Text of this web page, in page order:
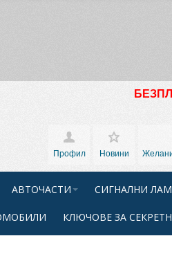
Профил
Новини
АВТОЧАСТИ СИГНАЛНИ
КЛЮЧОВЕ ЗА